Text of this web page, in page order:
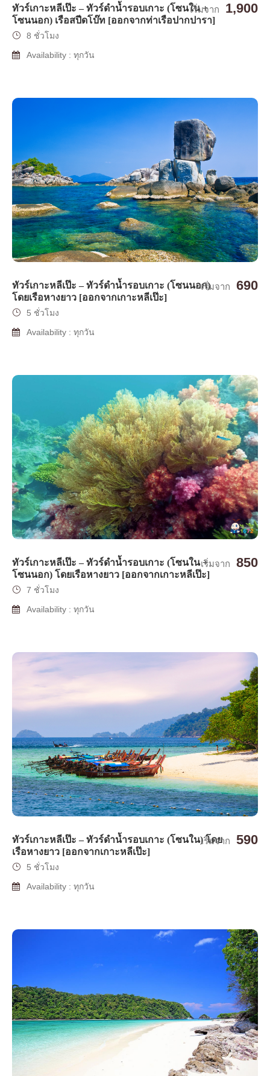
ทัวร์เกาะหลีเป๊ะ – ทัวร์ดำน้ำรอบเกาะ (โซนใน +
โซนนอก) เรือสปีดโบ๊ท [ออกจากท่าเรือปากปารา]
เริ่มจาก 1,900
8 ชั่วโมง
Availability : ทุกวัน
ทัวร์เกาะหลีเป๊ะ – ทัวร์ดำน้ำรอบเกาะ (โซนนอก)
โดยเรือหางยาว [ออกจากเกาะหลีเป๊ะ]
เริ่มจาก 690
5 ชั่วโมง
Availability : ทุกวัน
ทัวร์เกาะหลีเป๊ะ – ทัวร์ดำน้ำรอบเกาะ (โซนใน +
โซนนอก) โดยเรือหางยาว [ออกจากเกาะหลีเป๊ะ]
เริ่มจาก 850
7 ชั่วโมง
Availability : ทุกวัน
ทัวร์เกาะหลีเป๊ะ – ทัวร์ดำน้ำรอบเกาะ (โซนใน) โดย
เรือหางยาว [ออกจากเกาะหลีเป๊ะ]
เริ่มจาก 590
5 ชั่วโมง
Availability : ทุกวัน